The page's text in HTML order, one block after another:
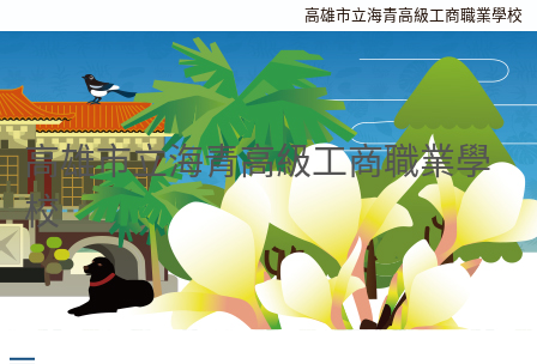
高雄市立海青高級工商職業學校
高雄市立海青高級工商職業學
校